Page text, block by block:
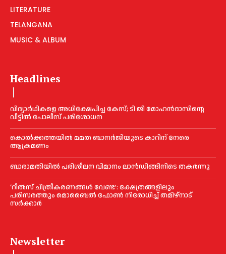
LITERATURE
TELANGANA
MUSIC & ALBUM
Headlines
വിദ്യാര്‍ഥികളെ അധിക്ഷേപിച്ച കേസ്; ടി ജി മോഹന്‍ദാസിന്റെ
വീട്ടില്‍ പോലീസ് പരിശോധന
കൊല്‍ക്കത്തയില്‍ മമത ബാനര്‍ജിയുടെ കാറിന് നേരെ
ആക്രമണം
ബാരാമതിയില്‍ പരിശീലന വിമാനം ലാന്‍ഡിങ്ങിനിടെ തകര്‍ന്നു
‘റീല്‍സ് ചിത്രീകരണങ്ങള്‍ വേണ്ട’: ക്ഷേത്രങ്ങളിലും
പരിസരത്തും മൊബൈല്‍ ഫോണ്‍ നിരോധിച്ച്‌ തമിഴ്നാട്
സര്‍ക്കാര്‍
Newsletter